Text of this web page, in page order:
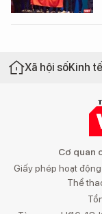
Xã hội sốKinh
Cơ quan
Giấy phép hoạt
Thể